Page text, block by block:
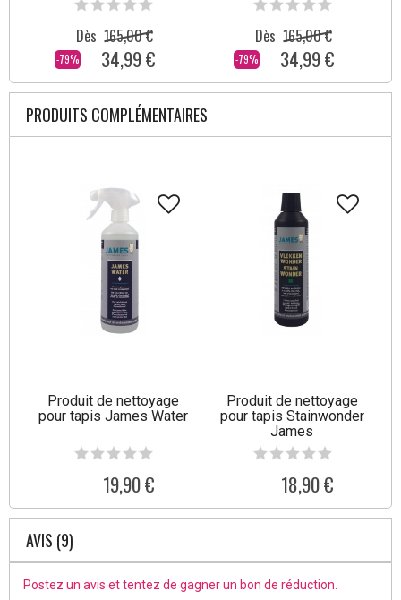
-79%
Dès 165,00 €
34,99 € -79%
Dès 165,00 €
34,99 €
PRODUITS COMPLÉMENTAIRES
Produit de nettoyage
pour tapis James Water
19,90 €
Produit de nettoyage
pour tapis Stainwonder
James
18,90 €
AVIS (9)
Postez un avis et tentez de gagner un bon de réduction.